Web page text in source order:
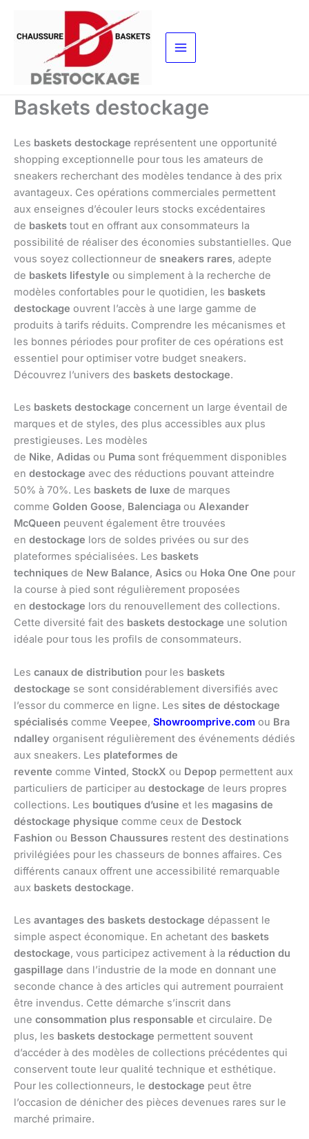
contenu
Baskets destockage
Les baskets destockage représentent une opportunité
shopping exceptionnelle pour tous les amateurs de
sneakers recherchant des modèles tendance à des prix
avantageux. Ces opérations commerciales permettent
aux enseignes d’écouler leurs stocks excédentaires
de baskets tout en offrant aux consommateurs la
possibilité de réaliser des économies substantielles. Que
vous soyez collectionneur de sneakers rares, adepte
de baskets lifestyle ou simplement à la recherche de
modèles confortables pour le quotidien, les baskets
destockage ouvrent l’accès à une large gamme de
produits à tarifs réduits. Comprendre les mécanismes et
les bonnes périodes pour profiter de ces opérations est
essentiel pour optimiser votre budget sneakers.
Découvrez l’univers des baskets destockage.
Les baskets destockage concernent un large éventail de
marques et de styles, des plus accessibles aux plus
prestigieuses. Les modèles
de Nike, Adidas ou Puma sont fréquemment disponibles
en destockage avec des réductions pouvant atteindre
50% à 70%. Les baskets de luxe de marques
comme Golden Goose, Balenciaga ou Alexander
McQueen peuvent également être trouvées
en destockage lors de soldes privées ou sur des
plateformes spécialisées. Les baskets
techniques de New Balance, Asics ou Hoka One One pour
la course à pied sont régulièrement proposées
en destockage lors du renouvellement des collections.
Cette diversité fait des baskets destockage une solution
idéale pour tous les profils de consommateurs.
Les canaux de distribution pour les baskets
destockage se sont considérablement diversifiés avec
l’essor du commerce en ligne. Les sites de déstockage
spécialisés comme Veepee, Showroomprive.com ou Bra
ndalley organisent régulièrement des événements dédiés
aux sneakers. Les plateformes de
revente comme Vinted, StockX ou Depop permettent aux
particuliers de participer au destockage de leurs propres
collections. Les boutiques d’usine et les magasins de
déstockage physique comme ceux de Destock
Fashion ou Besson Chaussures restent des destinations
privilégiées pour les chasseurs de bonnes affaires. Ces
différents canaux offrent une accessibilité remarquable
aux baskets destockage.
Les avantages des baskets destockage dépassent le
simple aspect économique. En achetant des baskets
destockage, vous participez activement à la réduction du
gaspillage dans l’industrie de la mode en donnant une
seconde chance à des articles qui autrement pourraient
être invendus. Cette démarche s’inscrit dans
une consommation plus responsable et circulaire. De
plus, les baskets destockage permettent souvent
d’accéder à des modèles de collections précédentes qui
conservent toute leur qualité technique et esthétique.
Pour les collectionneurs, le destockage peut être
l’occasion de dénicher des pièces devenues rares sur le
marché primaire.